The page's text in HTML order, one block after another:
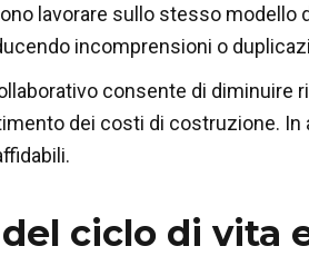
lavorare sullo stesso modello
incomprensioni o
consente di diminuire
dei costi di costruzione. In
ciclo di vita